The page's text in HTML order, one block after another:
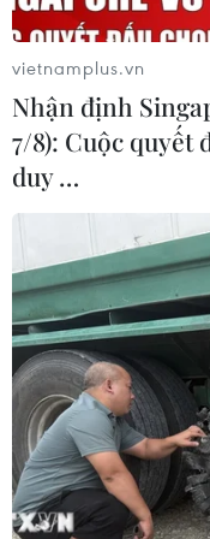
Hạ tầng ven bờ biển
Ông Vũ Thái
dân phường
đầu của địa
toàn giao thông,
biệt là cứu hộ các
vietnamplus.vn
Nhận định
7/8): Cuộc quyết
duy …